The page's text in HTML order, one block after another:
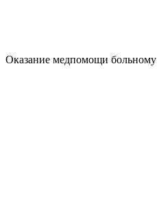
Оказание медпомощи больному